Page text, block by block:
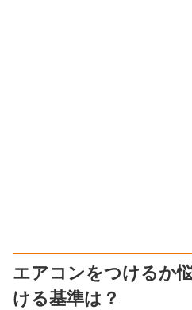
エアコンをつけるか
ける基準は？